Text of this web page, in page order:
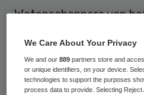
Wetenschappers van
bij een acuut
sterfte en zorgkosten.
afgesloten bloedvat
We Care About Your Privacy
We and our889 partners store and
or unique identifiers, on your device.
technologies to support the purposes
process data to provide. Selecting